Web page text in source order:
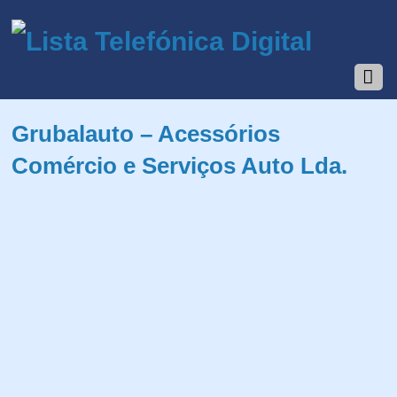
Grubalauto – Acessórios
Comércio e Serviços Auto Lda.